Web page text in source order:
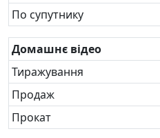
По супутнику
Домашнє відео
Тиражування
Продаж
Прокат